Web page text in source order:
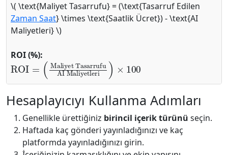
\( \text{Maliyet Tasarrufu} = (\text{Tasarruf Edilen
Zaman Saat} \times \text{Saatlik Ücret}) - \text{AI
Maliyetleri} \)
ROI (%):
ROI=(Maliyet Tasarrufu
AI Maliyetleri)×100
Hesaplayıcıyı Kullanma Adımları
Genellikle ürettiğiniz birincil içerik türünü seçin.
Haftada kaç gönderi yayınladığınızı ve kaç
platformda yayınladığınızı girin.